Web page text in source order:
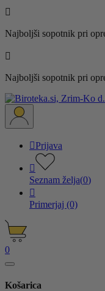

Najboljši sopotnik pri

Najboljši sopotnik pri
Prijava

Seznam želja(0)

Primerjaj (0)
0
Košarica